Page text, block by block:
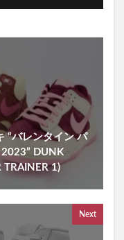
“バレンタイン パ
DUNK
TRAINER 1)
Next